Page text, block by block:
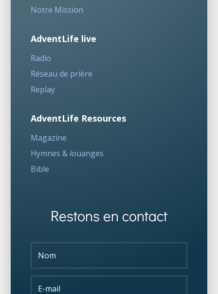
Notre Mission
AdventLife live
Radio
Réseau de prière
Replay
AdventLife Resources
Magazine
Hymnes & louanges
Bible
Restons en contact